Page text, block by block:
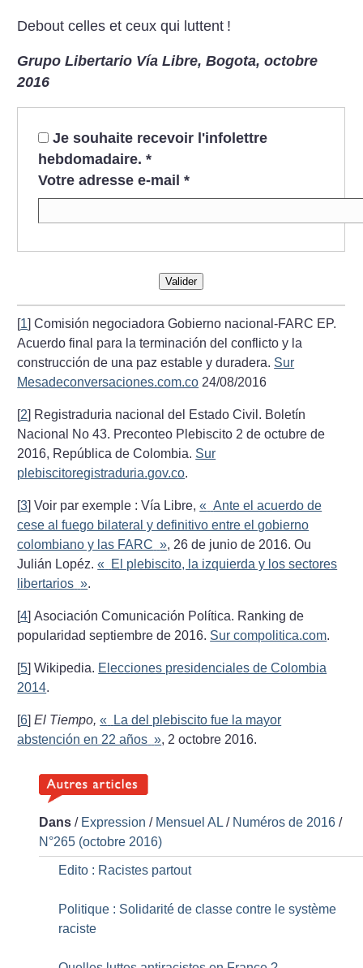
Debout celles et ceux qui luttent !
Grupo Libertario Vía Libre, Bogota, octobre
2016
Je souhaite recevoir l'infolettre
hebdomadaire. *
Votre adresse e-mail *
Valider
[1]Comisión negociadora Gobierno nacional-FARC EP.
Acuerdo final para la terminación del conflicto y la
construcción de una paz estable y duradera. Sur
Mesadeconversaciones.com.co 24/08/2016
[2] Registraduria nacional del Estado Civil. Boletín
Nacional No 43. Preconteo Plebiscito 2 de octubre de
2016, República de Colombia. Sur
plebiscitoregistraduria.gov.co.
[3]Voir par exemple : Vía Libre,« Ante el acuerdo de
cese al fuego bilateral y definitivo entre el gobierno
colombiano y las FARC », 26 de junio de 2016. Ou
Julián Lopéz.«
El plebiscito, la izquierda y los sectores
libertarios ».
[4]Asociación Comunicación Política. Ranking de
popularidad septiembre de 2016. Sur compolitica.com.
[5]Wikipedia. Elecciones presidenciales de Colombia
2014.
[6]El Tiempo, «
La del plebiscito fue la mayor
abstención en 22 años », 2 octobre 2016.
Dans / Expression / Mensuel AL / Numéros de 2016 /
N°265 (octobre 2016)
Edito : Racistes partout
Politique : Solidarité de classe contre le système
raciste